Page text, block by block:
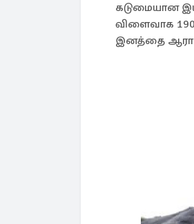
கடுமையான
விளைவாக
இனத்தை